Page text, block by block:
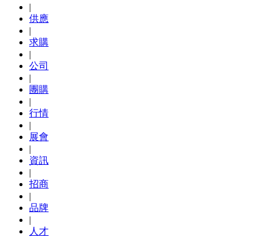
|
供應
|
求購
|
公司
|
團購
|
行情
|
展會
|
資訊
|
招商
|
品牌
|
人才